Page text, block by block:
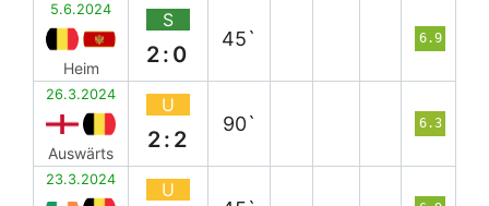
5.6.2024
Heim
S
2:0
45` 6.9
26.3.2024
Auswärts
U
2:2
90` 6.3
23.3.2024 U